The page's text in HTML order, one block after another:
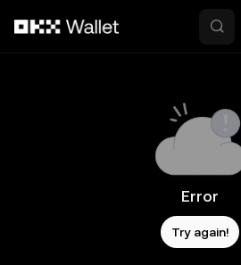
Error
Try again!